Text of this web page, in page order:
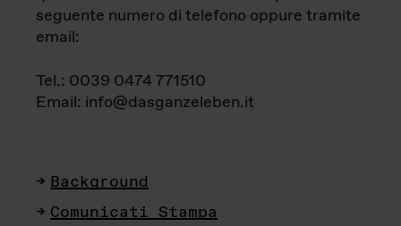
seguente numero di telefono oppure tramite
email:
Tel.: 0039 0474 771510
Email: info@dasganzeleben.it
Background
Comunicati Stampa